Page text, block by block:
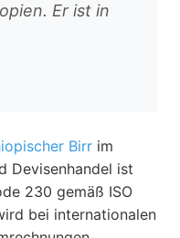
Er ist in
Birr im
Devisenhandel ist
230 gemäß ISO
bei internationalen